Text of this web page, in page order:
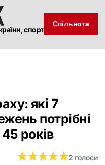
спорт
Спільнота
які 7
потрібні
років
★★★★★
★★★★★2 голоси